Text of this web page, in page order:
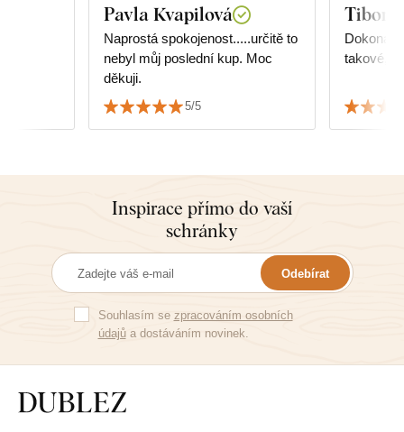
Pavla Kvapilová
Naprostá spokojenost.....určitě to
nebyl můj poslední kup. Moc
děkuji.
5/5
Tibor
takové,
Inspirace přímo do vaší
schránky
Odebírat
Souhlasím se zpracováním osobních
údajůa dostáváním novinek.